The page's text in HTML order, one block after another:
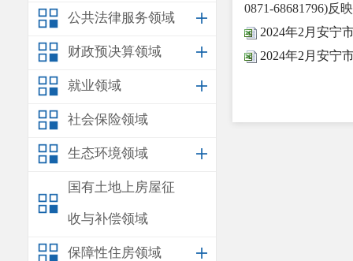
公共法律服务领域
财政预决算领域
就业领域
社会保险领域
生态环境领域
国有土地上房屋征
收与补偿领域
保障性住房领域
0871-68681796)反
2024年2月安宁
2024年2月安宁